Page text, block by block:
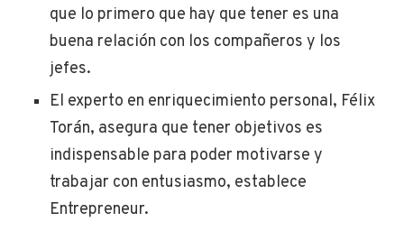
que lo primero que hay que tener es una
buena relación con los compañeros y los
jefes.
El experto en enriquecimiento personal, Félix
Torán, asegura que tener objetivos es
indispensable para poder motivarse y
trabajar con entusiasmo, establece
Entrepreneur.